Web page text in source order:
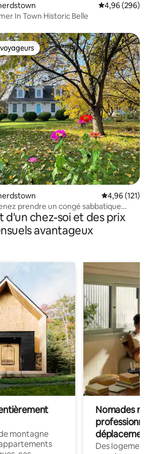
Note
4,96 (296)
In Town Historic Belle
parmi les plus aimés
Note
4,96 (121)
d'un chez-soi et des prix
avantageux
montagne
Nomades
déplacement
Des